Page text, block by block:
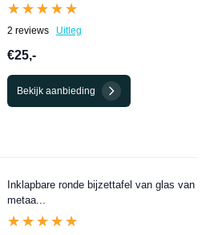
★★★★★
★★★★★
2 reviews Uitleg
€25,-
Bekijk aanbieding
Inklapbare ronde bijzettafel van glas van
metaa...
★★★★★
★★★★★